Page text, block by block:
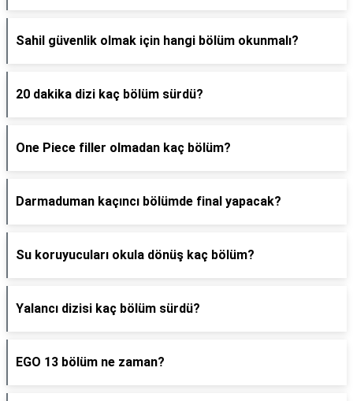
Sahil güvenlik olmak için hangi bölüm okunmalı?
20 dakika dizi kaç bölüm sürdü?
One Piece filler olmadan kaç bölüm?
Darmaduman kaçıncı bölümde final yapacak?
Su koruyucuları okula dönüş kaç bölüm?
Yalancı dizisi kaç bölüm sürdü?
EGO 13 bölüm ne zaman?